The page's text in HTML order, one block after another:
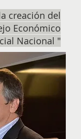
creación del
Económico
Nacional "